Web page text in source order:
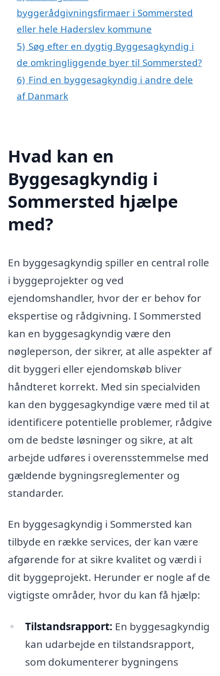
byggerådgivningsfirmaer i Sommersted
eller hele Haderslev kommune
5) Søg efter en dygtig Byggesagkyndig i
de omkringliggende byer til Sommersted?
6) Find en byggesagkyndig i andre dele
af Danmark
Hvad kan en
Byggesagkyndig i
Sommersted hjælpe
med?
En byggesagkyndig spiller en central rolle
i byggeprojekter og ved
ejendomshandler, hvor der er behov for
ekspertise og rådgivning. I Sommersted
kan en byggesagkyndig være den
nøgleperson, der sikrer, at alle aspekter af
dit byggeri eller ejendomskøb bliver
håndteret korrekt. Med sin specialviden
kan den byggesagkyndige være med til at
identificere potentielle problemer, rådgive
om de bedste løsninger og sikre, at alt
arbejde udføres i overensstemmelse med
gældende bygningsreglementer og
standarder.
En byggesagkyndig i Sommersted kan
tilbyde en række services, der kan være
afgørende for at sikre kvalitet og værdi i
dit byggeprojekt. Herunder er nogle af de
vigtigste områder, hvor du kan få hjælp:
Tilstandsrapport: En byggesagkyndig
kan udarbejde en tilstandsrapport,
som dokumenterer bygningens